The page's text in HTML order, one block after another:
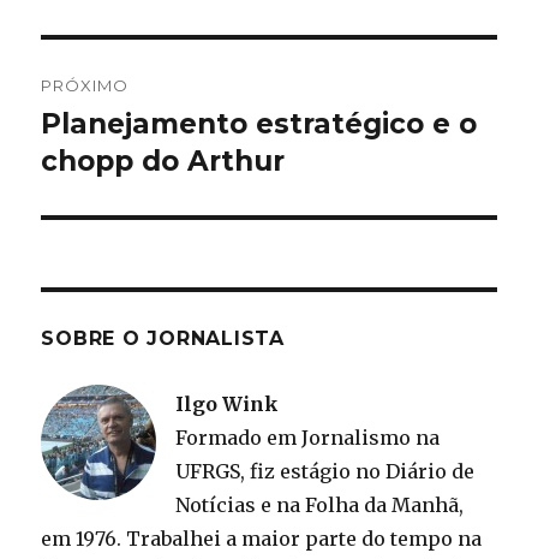
PRÓXIMO
Próximo
post:
Planejamento estratégico e o
chopp do Arthur
SOBRE O JORNALISTA
Ilgo Wink
Formado em Jornalismo na
UFRGS, fiz estágio no Diário de
Notícias e na Folha da Manhã,
em 1976. Trabalhei a maior parte do tempo na